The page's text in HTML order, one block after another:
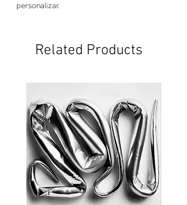
personalizar.
Related Products